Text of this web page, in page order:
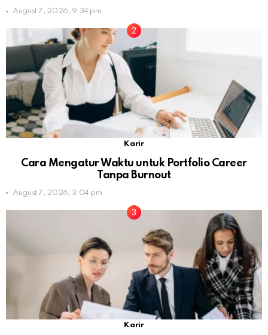
August 7, 2026, 9:34 pm
Karir
Cara Mengatur Waktu untuk Portfolio Career
Tanpa Burnout
August 7, 2026, 3:04 pm
Karir